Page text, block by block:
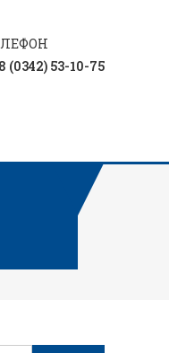
(0342) 53-10-75